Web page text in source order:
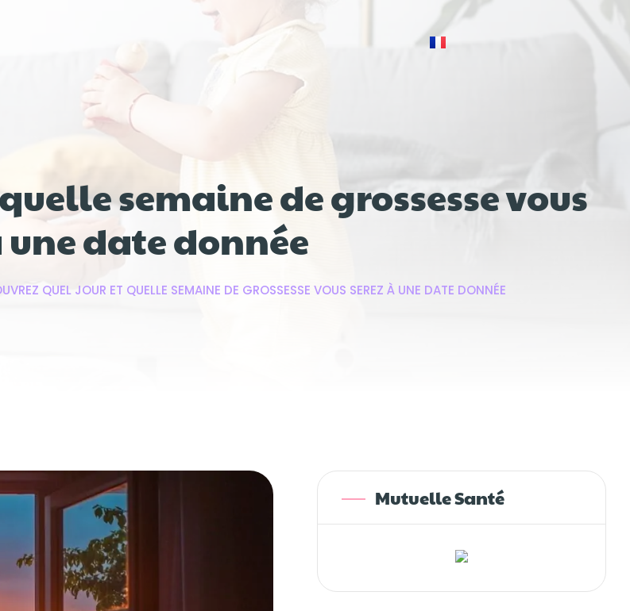
semaine de grossesse vous
une date donnée
QUEL JOUR ET QUELLE SEMAINE DE GROSSESSE VOUS SEREZ À UNE DATE DONNÉE
Mutuelle Santé